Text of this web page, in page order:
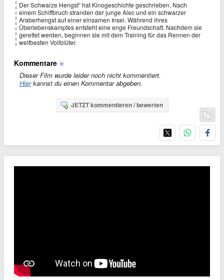
Der Schwarze Hengst“ hat Kinogeschichte geschrieben. Nach
einem Schiffbruch stranden der junge Alec und ein schwarzer
Araberhengst auf einer einsamen Insel. Während ihres
Überlebenskampfes entsteht eine enge Freundschaft. Nachdem sie
gerettet werden, beginnen sie mit dem Training für das Rennen der
weltbesten Vollblüter.
Kommentare
Dieser Film wurde leider noch nicht kommentiert.
Hierkannst du einen Kommentar abgeben.
JETZT kommentieren / bewerten